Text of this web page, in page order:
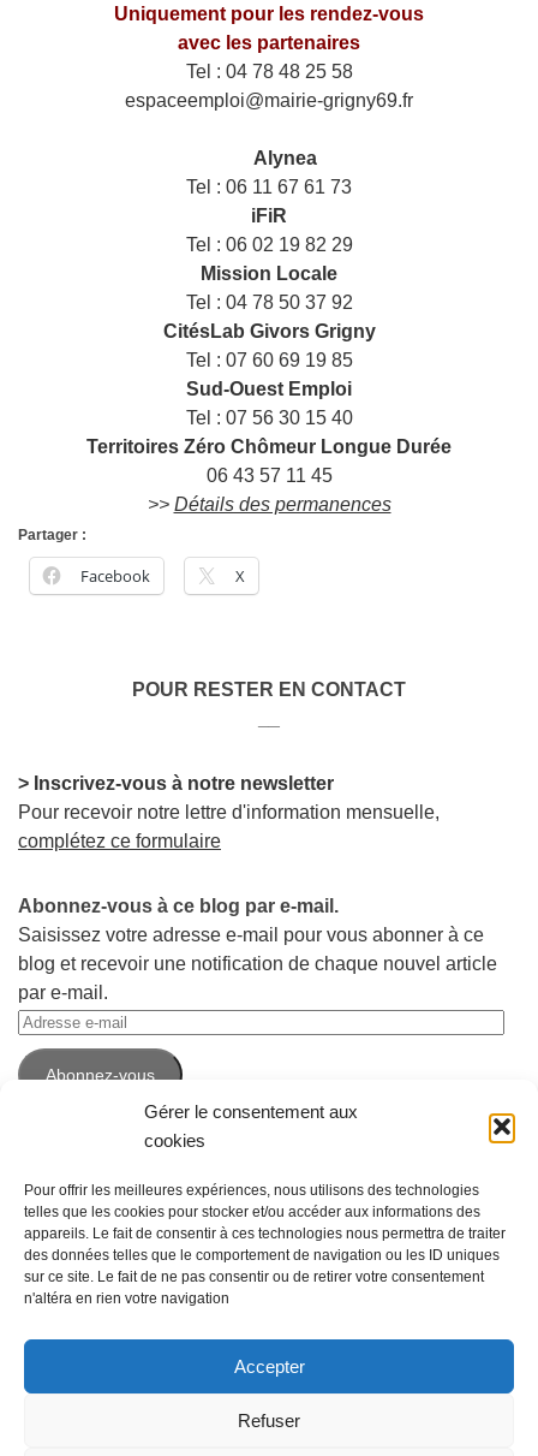
Gérer le consentement aux
cookies
Pour offrir les meilleures expériences, nous utilisons des technologies
telles que les cookies pour stocker et/ou accéder aux informations des
appareils. Le fait de consentir à ces technologies nous permettra de traiter
des données telles que le comportement de navigation ou les ID uniques
sur ce site. Le fait de ne pas consentir ou de retirer votre consentement
n'altéra en rien votre navigation
Accepter
Refuser
Uniquement pour les rendez-vous
avec les partenaires
Tel : 04 78 48 25 58
espaceemploi@mairie-grigny69.fr
Alynea
Tel : 06 11 67 61 73
iFiR
Tel : 06 02 19 82 29
Mission Locale
Tel : 04 78 50 37 92
CitésLab Givors Grigny
Tel : 07 60 69 19 85
Sud-Ouest Emploi
Tel : 07 56 30 15 40
Territoires Zéro Chômeur Longue Durée
06 43 57 11 45
>> Détails des permanences
Partager :
Facebook X
POUR RESTER EN CONTACT
> Inscrivez-vous à notre newsletter
Pour recevoir notre lettre d'information mensuelle,
complétez ce formulaire
Abonnez-vous à ce blog par e-mail.
Saisissez votre adresse e-mail pour vous abonner à ce
blog et recevoir une notification de chaque nouvel article
par e-mail.
Adresse
e-
mailAbonnez-vous